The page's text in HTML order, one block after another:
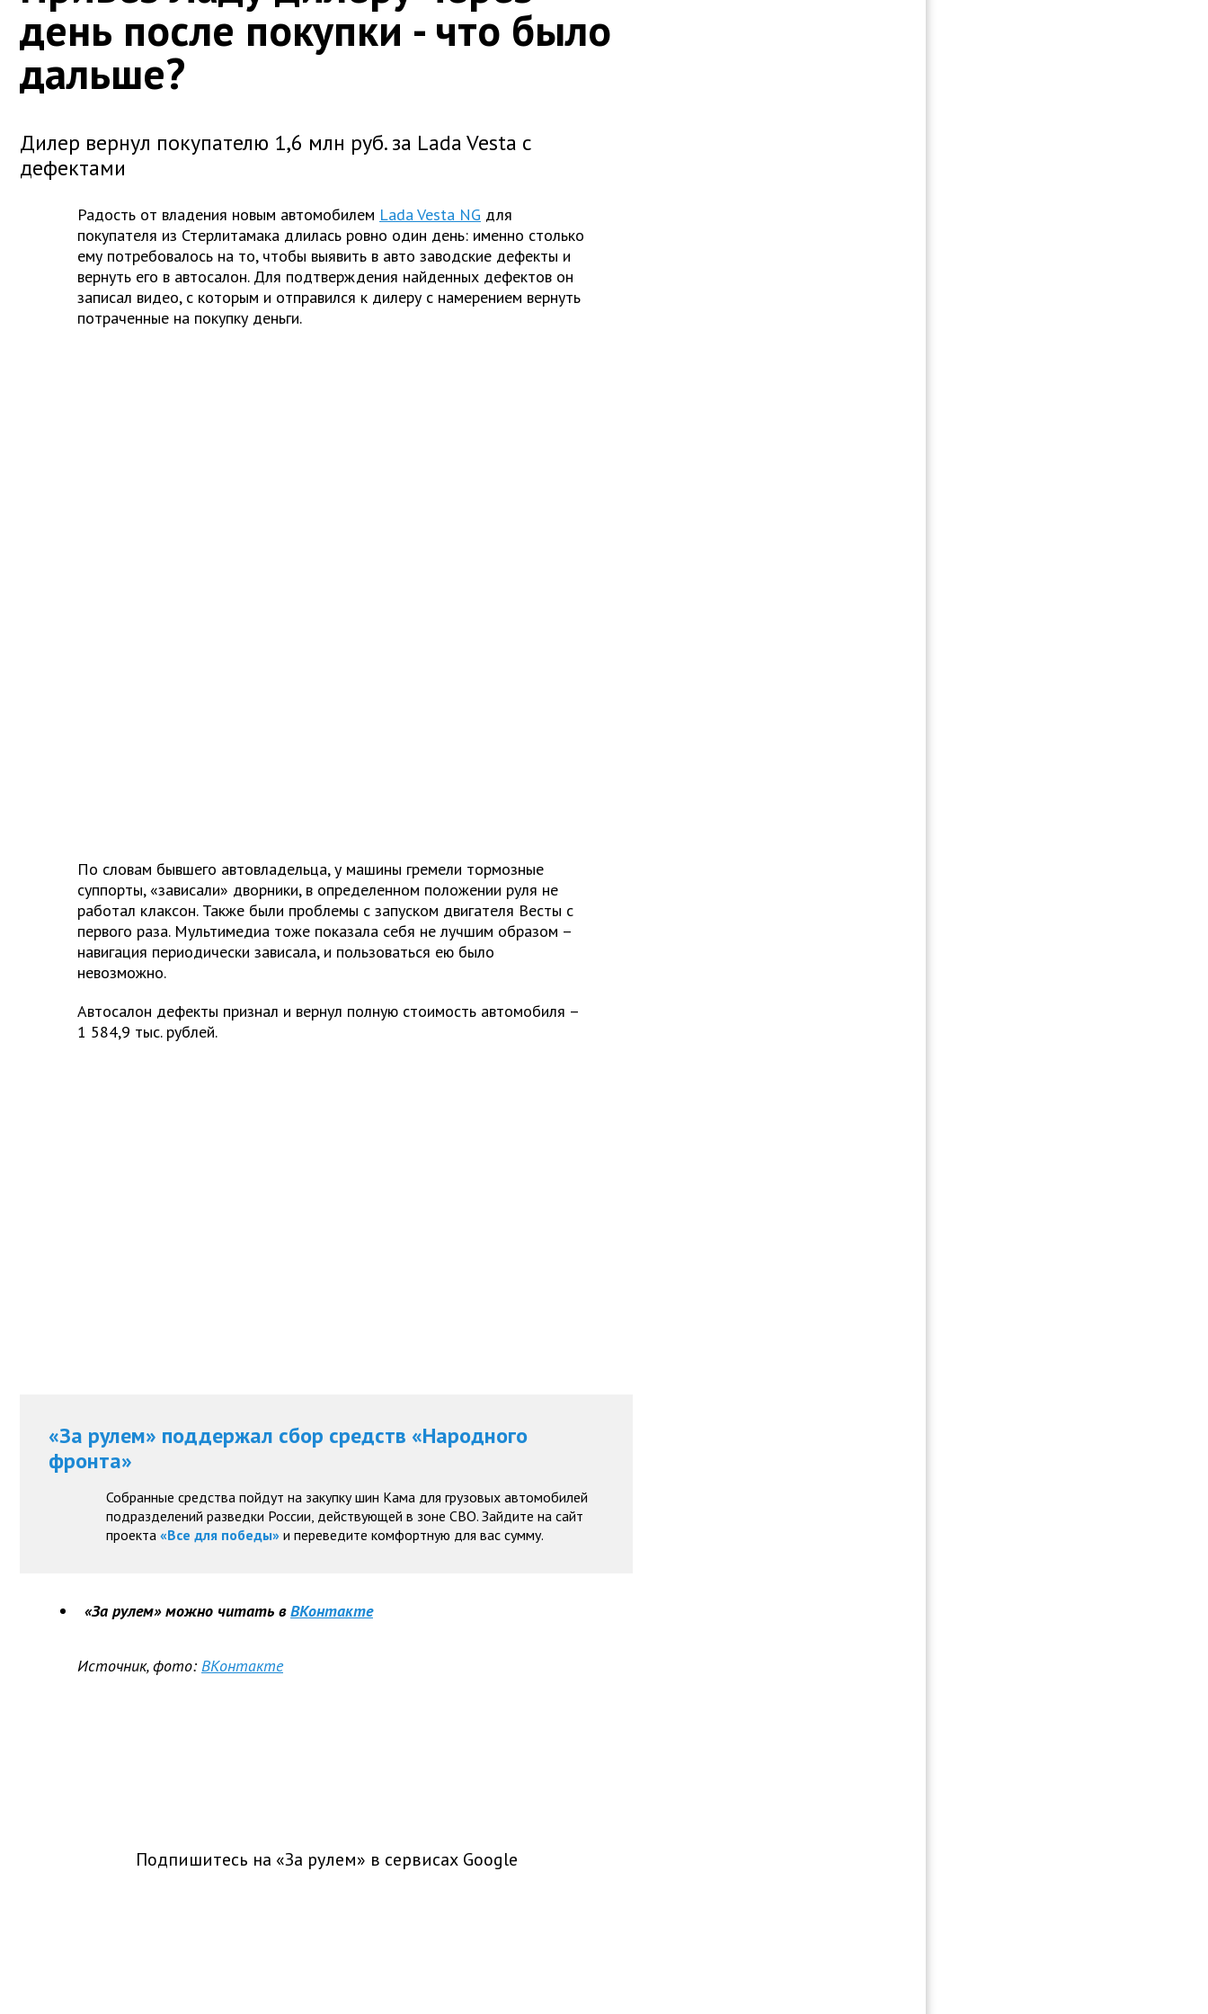
день после покупки - что было
дальше?
Дилер вернул покупателю 1,6 млн руб. за Lada Vesta с
дефектами
Радость от владения новым автомобилем Lada Vesta NG для
покупателя из Стерлитамака длилась ровно один день: именно столько
ему потребовалось на то, чтобы выявить в авто заводские дефекты и
вернуть его в автосалон. Для подтверждения найденных дефектов он
записал видео, с которым и отправился к дилеру с намерением вернуть
потраченные на покупку деньги.
По словам бывшего автовладельца, у машины гремели тормозные
суппорты, «зависали» дворники, в определенном положении руля не
работал клаксон. Также были проблемы с запуском двигателя Весты с
первого раза. Мультимедиа тоже показала себя не лучшим образом –
навигация периодически зависала, и пользоваться ею было
невозможно.
Автосалон дефекты признал и вернул полную стоимость автомобиля –
1 584,9 тыс. рублей.
«За рулем» поддержал сбор средств «Народного
фронта»
Собранные средства пойдут на закупку шин Кама для грузовых автомобилей
подразделений разведки России, действующей в зоне СВО. Зайдите на сайт
проекта «Все для победы» и переведите комфортную для вас сумму.
«За рулем» можно читать в ВКонтакте
Источник, фото: ВКонтакте
Подпишитесь на «За рулем» в сервисах Google